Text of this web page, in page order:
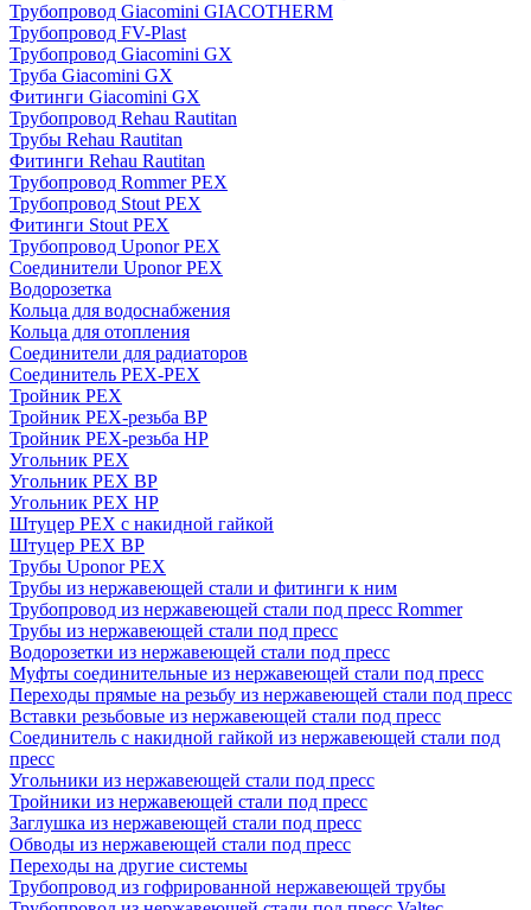
Трубопровод Giacomini GIACOTHERM
Трубопровод FV-Plast
Трубопровод Giacomini GX
Труба Giacomini GX
Фитинги Giacomini GX
Трубопровод Rehau Rautitan
Трубы Rehau Rautitan
Фитинги Rehau Rautitan
Трубопровод Rommer PEX
Трубопровод Stout PEX
Фитинги Stout PEX
Трубопровод Uponor PEX
Соединители Uponor PEX
Водорозетка
Кольца для водоснабжения
Кольца для отопления
Соединители для радиаторов
Соединитель PEX-PEX
Тройник PEX
Тройник PEX-резьба ВР
Тройник PEX-резьба НР
Угольник PEX
Угольник PEX ВР
Угольник PEX НР
Штуцер PEX c накидной гайкой
Штуцер PEX ВР
Трубы Uponor PEX
Трубы из нержавеющей стали и фитинги к ним
Трубопровод из нержавеющей стали под пресс Rommer
Трубы из нержавеющей стали под пресс
Водорозетки из нержавеющей стали под пресс
Муфты соединительные из нержавеющей стали под пресс
Переходы прямые на резьбу из нержавеющей стали под пресс
Вставки резьбовые из нержавеющей стали под пресс
Соединитель с накидной гайкой из нержавеющей стали под
пресс
Угольники из нержавеющей стали под пресс
Тройники из нержавеющей стали под пресс
Заглушка из нержавеющей стали под пресс
Обводы из нержавеющей стали под пресс
Переходы на другие системы
Трубопровод из гофрированной нержавеющей трубы